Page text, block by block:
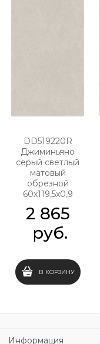
DD519220R
Джиминьяно
серый светлый
матовый
обрезной
60х119,5x0,9
2 865
руб.
В КОРЗИНУ
Информация